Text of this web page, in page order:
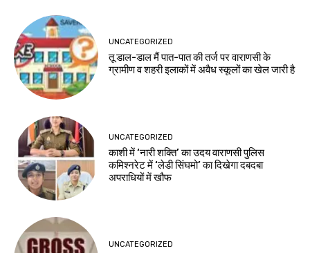
UNCATEGORIZED
तू डाल-डाल मैं पात-पात की तर्ज पर वाराणसी के
ग्रामीण व शहरी इलाकों में अवैध स्कूलों का खेल जारी है
UNCATEGORIZED
काशी में ‘नारी शक्ति’ का उदय वाराणसी पुलिस
कमिश्नरेट में ‘लेडी सिंघमो’ का दिखेगा दबदबा
अपराधियों में खौफ
UNCATEGORIZED